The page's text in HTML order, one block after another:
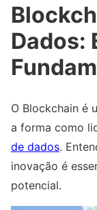
Dados:
O Blockchain é
a forma como
de dados.
inovação é
potencial.